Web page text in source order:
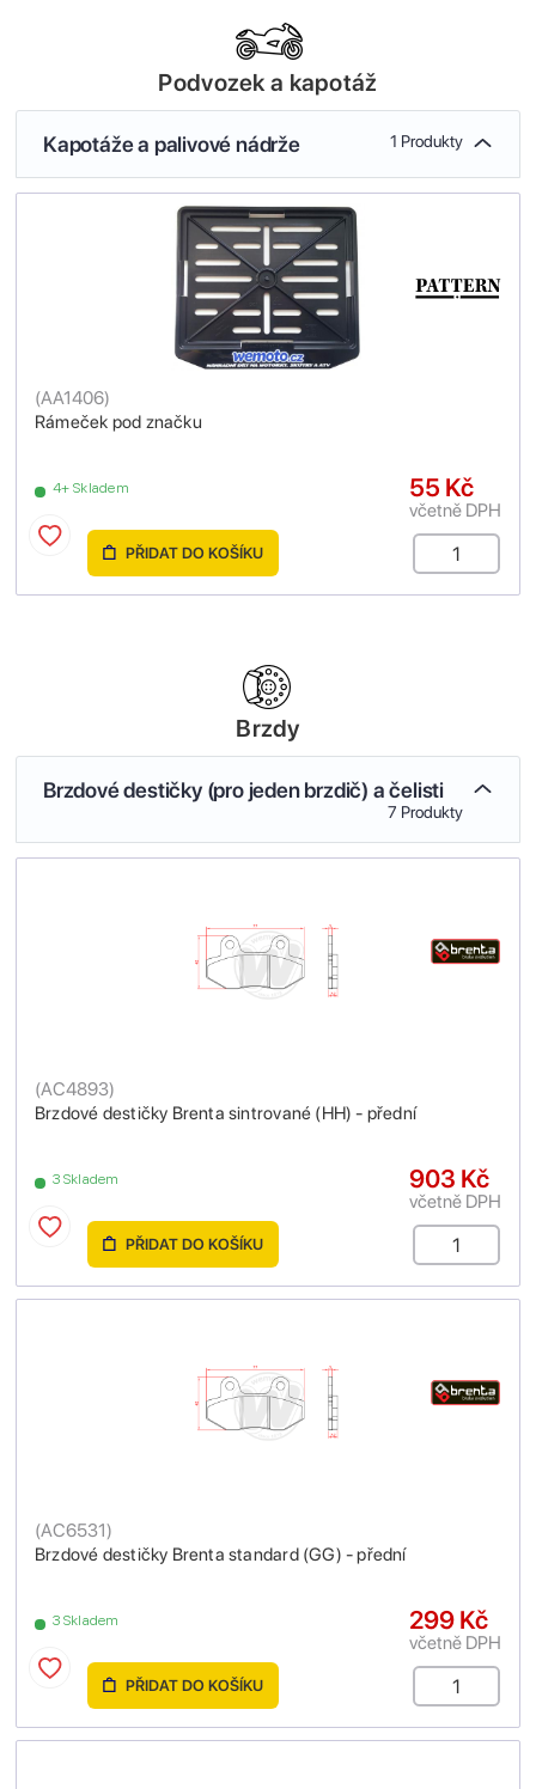
Podvozek a kapotáž
Kapotáže a palivové nádrže 1 Produkty
Rámeček pod značku
(AA1406)
4+ Skladem 55 Kč
včetně DPH
PŘIDAT DO KOŠÍKU
Brzdy
Brzdové destičky (pro jeden brzdič) a čelisti
7 Produkty
Brzdové destičky Brenta sintrované (HH) - přední
(AC4893)
3 Skladem 903 Kč
včetně DPH
PŘIDAT DO KOŠÍKU
Brzdové destičky Brenta standard (GG) - přední
(AC6531)
3 Skladem 299 Kč
včetně DPH
PŘIDAT DO KOŠÍKU